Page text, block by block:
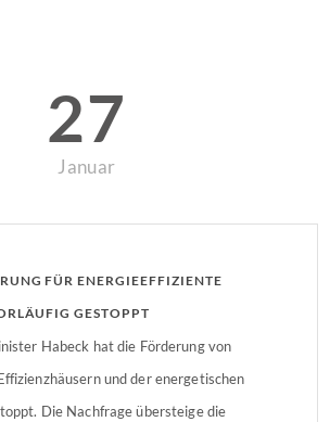
27
Januar
FÜR ENERGIEEFFIZIENTE
GESTOPPT
Habeck hat die Förderung von
und der energetischen
Die Nachfrage übersteige die